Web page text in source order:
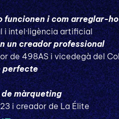
funcionen i com arreglar-ho
i intel·ligència artificial
un creador professional
de 498AS i vicedegà del
perfecte
màrqueting
i creador de La Élite